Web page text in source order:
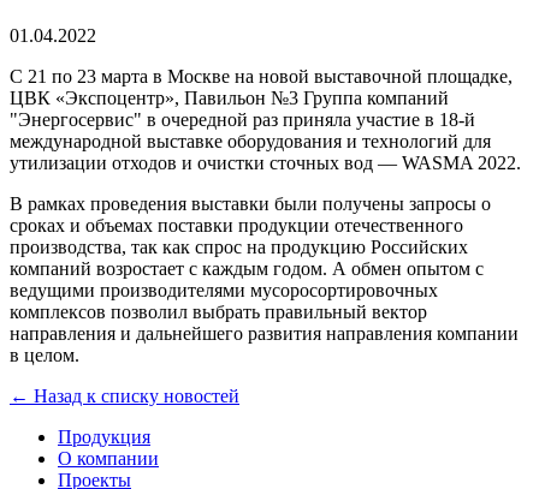
01.04.2022
С 21 по 23 марта в Москве на новой выставочной площадке,
ЦВК «Экспоцентр», Павильон №3 Группа компаний
"Энергосервис" в очередной раз приняла участие в 18-й
международной выставке оборудования и технологий для
утилизации отходов и очистки сточных вод — WASMA 2022.
В рамках проведения выставки были получены запросы о
сроках и объемах поставки продукции отечественного
производства, так как спрос на продукцию Российских
компаний возростает с каждым годом. А обмен опытом с
ведущими производителями мусоросортировочных
комплексов позволил выбрать правильный вектор
направления и дальнейшего развития направления компании
в целом.
← Назад к списку новостей
Продукция
О компании
Проекты